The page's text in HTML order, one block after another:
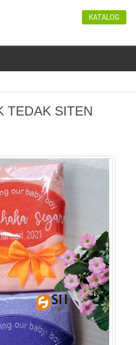
KATALOG
TEDAK SITEN